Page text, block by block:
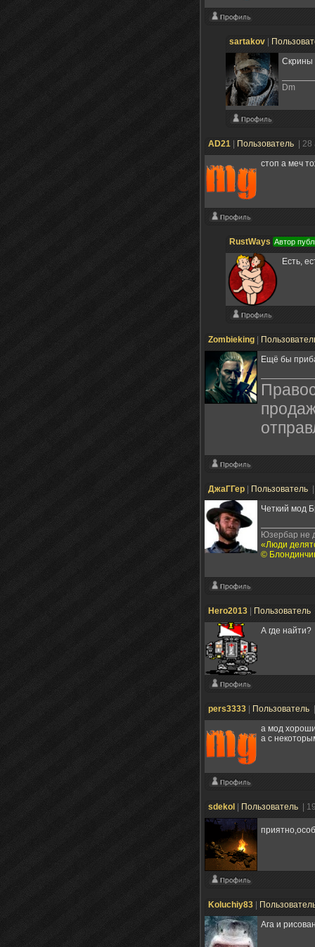
sartakov
Скрины
Dm
AD21 Пользователь
|
стоп а меч
RustWays Автор
Есть,
Zombieking
Ещё бы
ДжаГГер Пользователь
Четкий мод
Юзербар не
«Люди
©
Hero2013 Пользователь
А где найти?
pers3333 Пользователь
а мод
а с
sdekol Пользователь |
Koluchiy83
Ага и